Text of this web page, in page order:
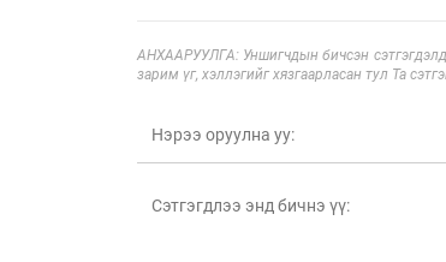
АНХААРУУЛГА: Уншигчдын бичсэн
зарим үг, хэллэгийг хязгаарласан тул Та